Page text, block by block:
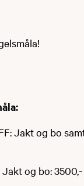
Jakt og bo
og bo: 3500,-